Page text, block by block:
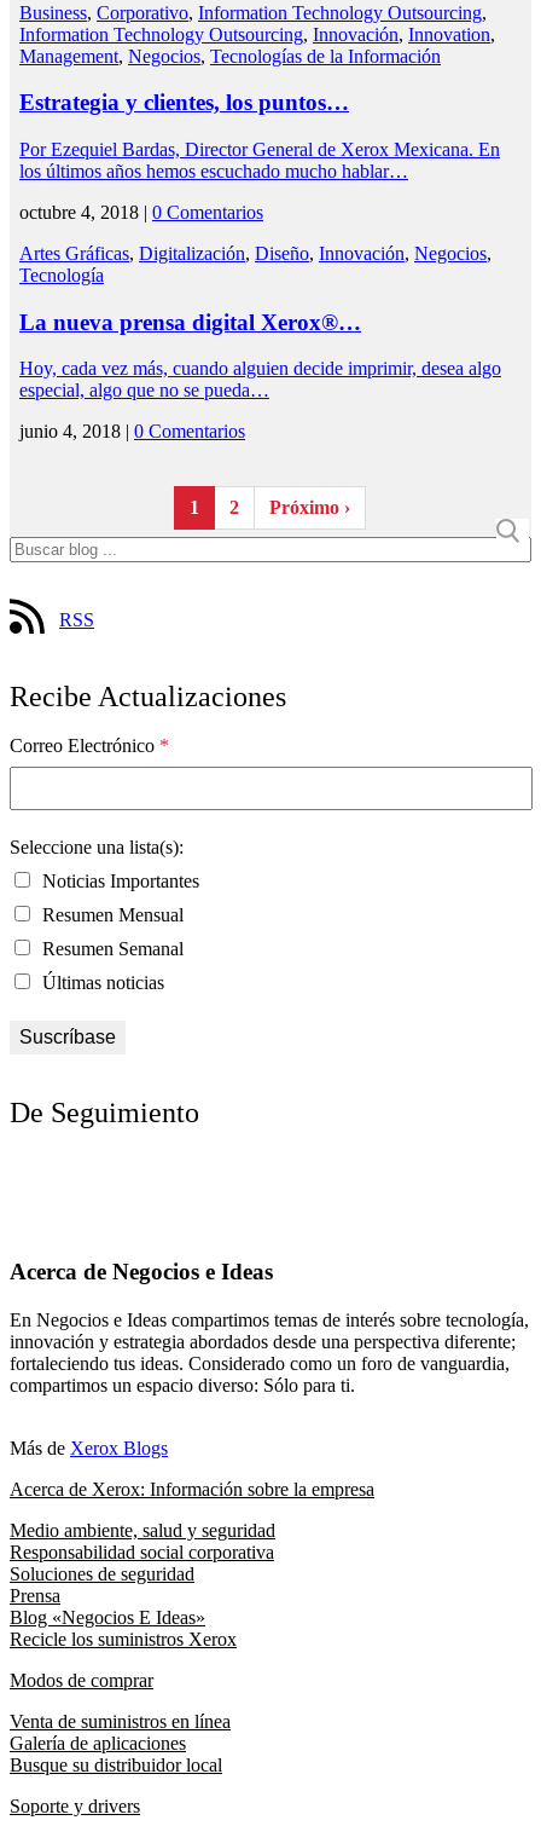
Business, Corporativo, Information Technology Outsourcing,
Information Technology Outsourcing, Innovación, Innovation,
Management, Negocios, Tecnologías de la Información
Estrategia y clientes, los puntos…
Por Ezequiel Bardas, Director General de Xerox Mexicana. En
los últimos años hemos escuchado mucho hablar…
octubre 4, 2018 | 0 Comentarios
Artes Gráficas, Digitalización, Diseño, Innovación, Negocios,
Tecnología
La nueva prensa digital Xerox®…
Hoy, cada vez más, cuando alguien decide imprimir, desea algo
especial, algo que no se pueda…
junio 4, 2018 | 0 Comentarios
1 2 Próximo ›
RSS
Recibe Actualizaciones
Correo Electrónico *
Seleccione una lista(s):
Noticias Importantes
Resumen Mensual
Resumen Semanal
Últimas noticias
De Seguimiento
Acerca de Negocios e Ideas
En Negocios e Ideas compartimos temas de interés sobre tecnología,
innovación y estrategia abordados desde una perspectiva diferente;
fortaleciendo tus ideas. Considerado como un foro de vanguardia,
compartimos un espacio diverso: Sólo para ti.
Más de Xerox Blogs
Acerca de Xerox: Información sobre la empresa
Medio ambiente, salud y seguridad
Responsabilidad social corporativa
Soluciones de seguridad
Prensa
Blog «Negocios E Ideas»
Recicle los suministros Xerox
Modos de comprar
Venta de suministros en línea
Galería de aplicaciones
Busque su distribuidor local
Soporte y drivers